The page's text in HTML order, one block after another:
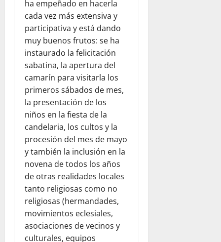
ha empeñado en hacerla
cada vez más extensiva y
participativa y está dando
muy buenos frutos: se ha
instaurado la felicitación
sabatina, la apertura del
camarín para visitarla los
primeros sábados de mes,
la presentación de los
niños en la fiesta de la
candelaria, los cultos y la
procesión del mes de mayo
y también la inclusión en la
novena de todos los años
de otras realidades locales
tanto religiosas como no
religiosas (hermandades,
movimientos eclesiales,
asociaciones de vecinos y
culturales, equipos